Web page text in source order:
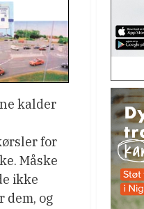
kalder
for
Måske
ikke
dem, og